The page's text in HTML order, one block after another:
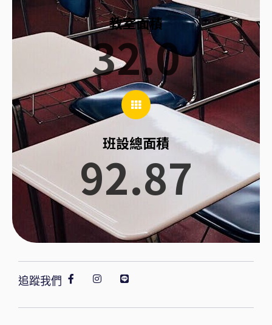
教室面積
32.0
班設總面積
92.87
追蹤我們